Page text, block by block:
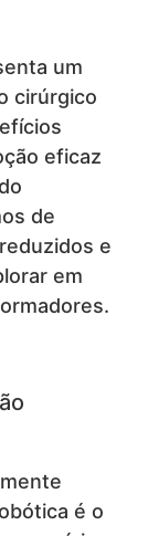
um
cirúrgico
eficaz
de
e
em
é o